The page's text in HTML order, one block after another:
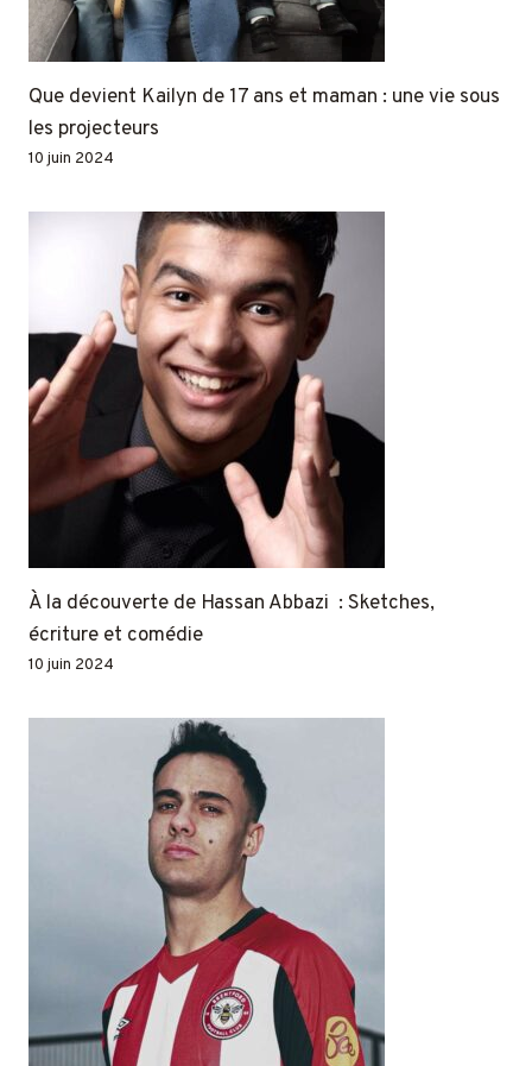
Que devient Kailyn de 17 ans et maman : une vie sous
les projecteurs
10 juin 2024
À la découverte de Hassan Abbazi : Sketches,
écriture et comédie
10 juin 2024